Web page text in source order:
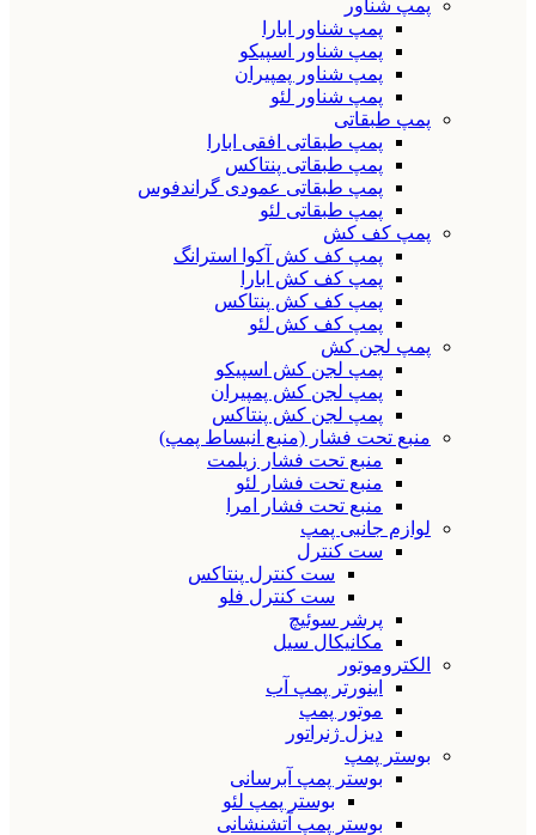
پمپ شناور
پمپ شناور ابارا
پمپ شناور اسپیکو
پمپ شناور پمپیران
پمپ شناور لئو
پمپ طبقاتی
پمپ طبقاتی افقی ابارا
پمپ طبقاتی پنتاکس
پمپ طبقاتی عمودی گراندفوس
پمپ طبقاتی لئو
پمپ کف کش
پمپ کف کش آکوا استرانگ
پمپ کف کش ابارا
پمپ کف کش پنتاکس
پمپ کف کش لئو
پمپ لجن کش
پمپ لجن کش اسپیکو
پمپ لجن کش پمپیران
پمپ لجن کش پنتاکس
منبع تحت فشار (منبع انبساط پمپ)
منبع تحت فشار زیلمت
منبع تحت فشار لئو
منبع تحت فشار امرا
لوازم جانبی پمپ
ست کنترل
ست کنترل پنتاکس
ست کنترل فلو
پرشر سوئیچ
مکانیکال سیل
الکتروموتور
اینورتر پمپ آب
موتور پمپ
دیزل ژنراتور
بوستر پمپ
بوستر پمپ آبرسانی
بوستر پمپ لئو
بوستر پمپ آتشنشانی